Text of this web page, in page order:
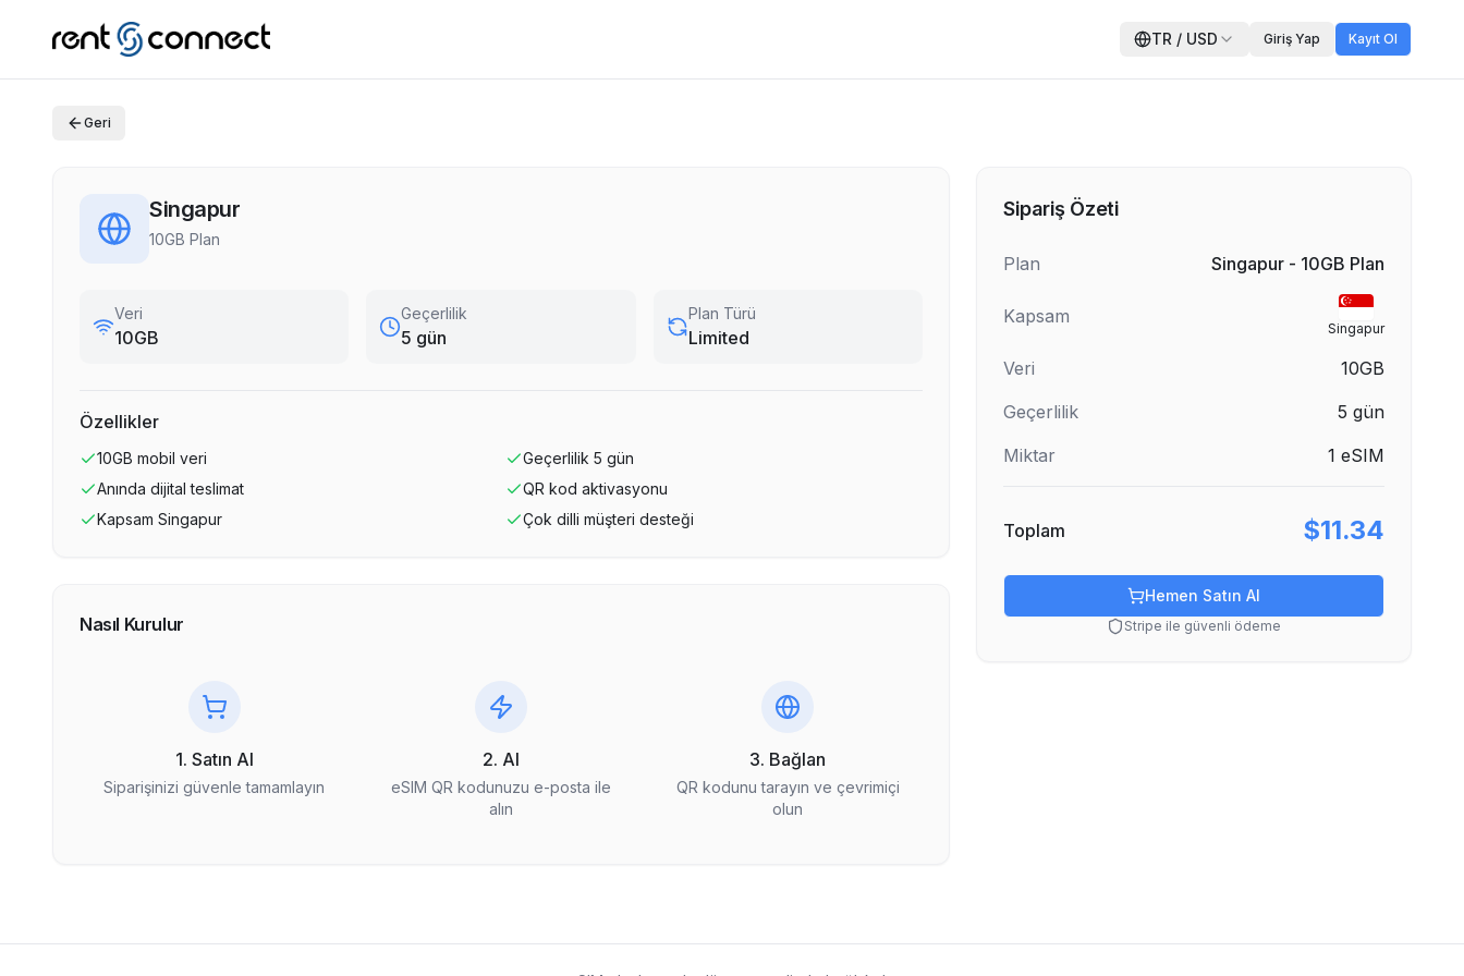
TR / USD Giriş Yap Kayıt Ol
Geri
Singapur
10GB Plan
Veri
10GB
Geçerlilik
5 gün
Plan Türü
Limited
Özellikler
10GB mobil veri Geçerlilik 5 gün
Anında dijital teslimat
QR kod aktivasyonu
Kapsam Singapur Çok dilli müşteri desteği
Nasıl Kurulur
1. Satın Al
Siparişinizi güvenle tamamlayın
2. Al
eSIM QR kodunuzu e-posta ile
alın
3. Bağlan
QR kodunu tarayın ve çevrimiçi
olun
Sipariş Özeti
Plan Singapur - 10GB Plan
Kapsam
Singapur
Veri
10GB
Geçerlilik
5 gün
Miktar
1 eSIM
Toplam $11.34
Hemen Satın Al
Stripe ile güvenli ödeme